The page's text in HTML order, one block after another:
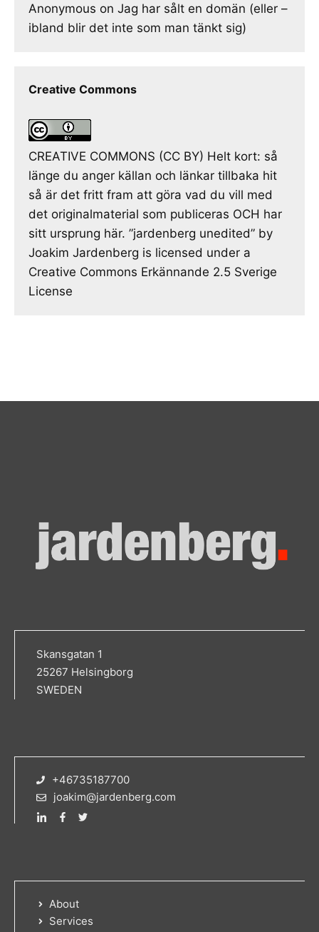
Anonymous on Jag har sålt en domän (eller –
ibland blir det inte som man tänkt sig)
Creative Commons
CREATIVE COMMONS (CC BY) Helt kort: så
länge du anger källan och länkar tillbaka hit
så är det fritt fram att göra vad du vill med
det originalmaterial som publiceras OCH har
sitt ursprung här. ”jardenberg unedited” by
Joakim Jardenberg is licensed under a
Creative Commons Erkännande 2.5 Sverige
License
Skansgatan 1
25267 Helsingborg
SWEDEN
+46735187700
joakim@jardenberg.com
About
Services